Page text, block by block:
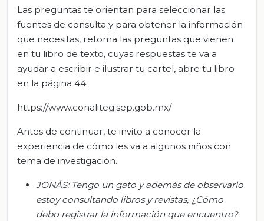
Las preguntas te orientan para seleccionar las
fuentes de consulta y para obtener la información
que necesitas, retoma las preguntas que vienen
en tu libro de texto, cuyas respuestas te va a
ayudar a escribir e ilustrar tu cartel, abre tu libro
en la página 44.
https://www.conaliteg.sep.gob.mx/
Antes de continuar, te invito a conocer la
experiencia de cómo les va a algunos niños con
tema de investigación.
JONÁS: Tengo un gato y además de observarlo
estoy consultando libros y revistas, ¿Cómo
debo registrar la información que encuentro?